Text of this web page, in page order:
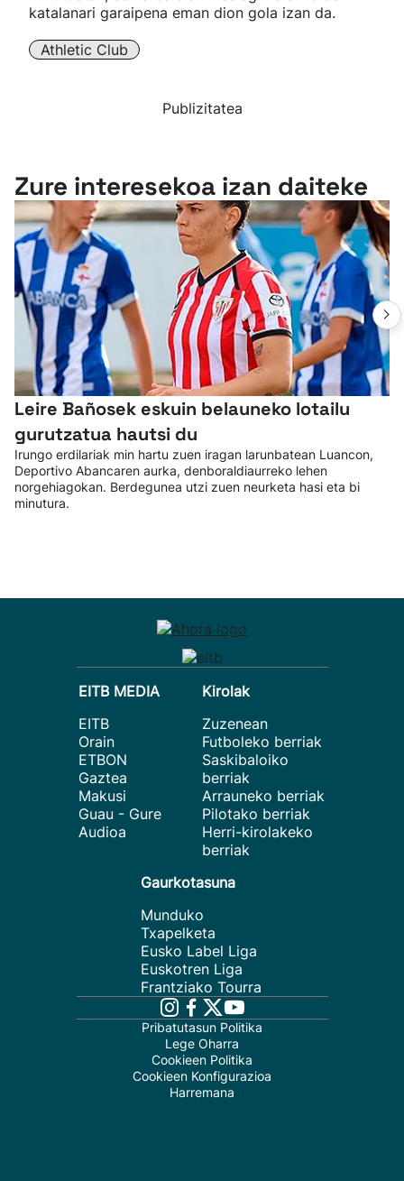
katalanari garaipena eman dion gola izan da.
Athletic Club
Publizitatea
Zure interesekoa izan daiteke
Leire Bañosek eskuin belauneko lotailu
gurutzatua hautsi du
Irungo erdilariak min hartu zuen iragan larunbatean Luancon,
Deportivo Abancaren aurka, denboraldiaurreko lehen
norgehiagokan. Berdegunea utzi zuen neurketa hasi eta bi
minutura.
EITB MEDIA
EITB
Orain
ETBON
Gaztea
Makusi
Guau - Gure
Audioa
Kirolak
Zuzenean
Futboleko berriak
Saskibaloiko
berriak
Arrauneko berriak
Pilotako berriak
Herri-kirolakeko
berriak
Gaurkotasuna
Munduko
Txapelketa
Eusko Label Liga
Euskotren Liga
Frantziako Tourra
Pribatutasun Politika
Lege Oharra
Cookieen Politika
Cookieen Konfigurazioa
Harremana